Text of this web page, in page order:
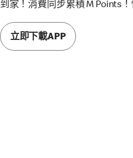
到家！消費同步累積 M Points
立即下載APP